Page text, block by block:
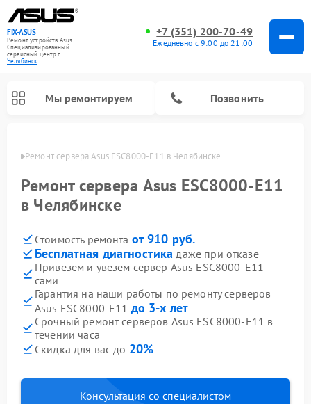
FIX-ASUS
Ремонт устройств Asus
Специализированный
cервисный центр г.
Челябинск
+7 (351) 200-70-49
Ежедневно с 9:00 до 21:00
Мы ремонтируем Позвонить
Ремонт сервера Asus ESC8000-E11 в Челябинске
Ремонт сервера Asus ESC8000-E11
в Челябинске
Стоимость ремонта от 910 руб.
Бесплатная диагностика даже при отказе
Привезем и увезем сервер Asus ESC8000-E11
сами
Гарантия на наши работы по ремонту серверов
Asus ESC8000-E11 до 3-х лет
Срочный ремонт серверов Asus ESC8000-E11 в
течении часа
Скидка для вас до 20%
Консультация со специалистом